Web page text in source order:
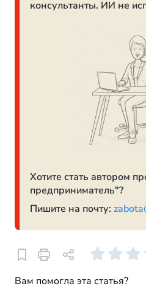
консультанты. ИИ не
Хотите стать автором
предприниматель"?
Пишите на почту:
Вам помогла эта статья?